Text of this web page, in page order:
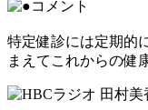
特定健診には定期的
まえてこれからの健